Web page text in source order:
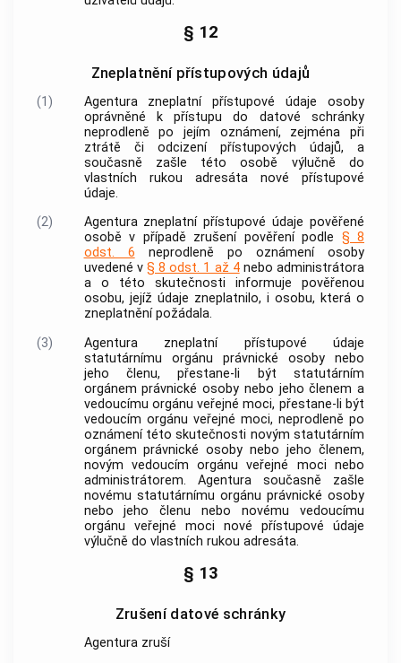
§ 12
Zneplatnění přístupových údajů
(1)
Agentura zneplatní přístupové údaje osoby
oprávněné k přístupu do datové schránky
neprodleně po jejím oznámení, zejména při
ztrátě či odcizení přístupových údajů, a
současně zašle této osobě výlučně do
vlastních rukou adresáta nové přístupové
údaje.
(2)
Agentura zneplatní přístupové údaje pověřené
osobě v případě zrušení pověření podle § 8
odst. 6 neprodleně po oznámení osoby
uvedené v § 8 odst. 1 až 4nebo administrátora
a o této skutečnosti informuje pověřenou
osobu, jejíž údaje zneplatnilo, i osobu, která o
zneplatnění požádala.
(3)
Agentura zneplatní přístupové údaje
statutárnímu orgánu právnické osoby nebo
jeho členu, přestane-li být statutárním
orgánem právnické osoby nebo jeho členem a
vedoucímu orgánu veřejné moci, přestane-li být
vedoucím orgánu veřejné moci, neprodleně po
oznámení této skutečnosti novým statutárním
orgánem právnické osoby nebo jeho členem,
novým vedoucím orgánu veřejné moci nebo
administrátorem. Agentura současně zašle
novému statutárnímu orgánu právnické osoby
nebo jeho členu nebo novému vedoucímu
orgánu veřejné moci nové přístupové údaje
výlučně do vlastních rukou adresáta.
§ 13
Zrušení datové schránky
Agentura zruší